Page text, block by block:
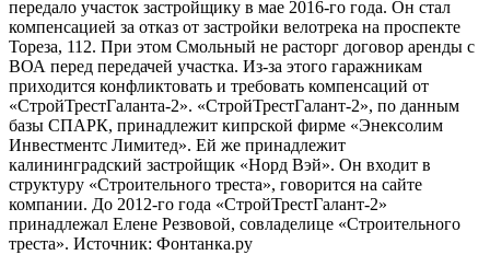
передало участок застройщику в мае 2016-го года. Он стал
компенсацией за отказ от застройки велотрека на проспекте
Тореза, 112. При этом Смольный не расторг договор аренды с
ВОА перед передачей участка. Из-за этого гаражникам
приходится конфликтовать и требовать компенсаций от
«СтройТрестГаланта-2». «СтройТрестГалант-2», по данным
базы СПАРК, принадлежит кипрской фирме «Энексолим
Инвестментс Лимитед». Ей же принадлежит
калининградский застройщик «Норд Вэй». Он входит в
структуру «Строительного треста», говорится на сайте
компании. До 2012-го года «СтройТрестГалант-2»
принадлежал Елене Резвовой, совладелице «Строительного
треста». Источник: Фонтанка.ру